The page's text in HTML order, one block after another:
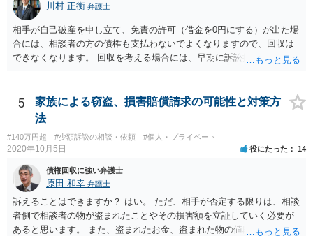
します。請求できるのは、それ以降の分となります。未払の発生よ
り、強制執行を基準に考えた方が分かりやすいでしょう。 > また、こ
の様な案件を請け負って頂けるものなのでしょうか？ こちらの立場を
主張する余地があれば、依頼する価値はあると思います。「支払い意
りそうです。
川村 正衡 弁護士
相手が自己破産を申し立て、免責の許可（借金を0円にする）が出た場
合には、相談者の方の債権も支払わないでよくなりますので、回収は
できなくなります。 回収を考える場合には、早期に訴訟提起などを進
5
家族による窃盗、損害賠償請求の可能性と対策方
法
#140万円超 #少額訴訟の相談・依頼 #個人・プライベート
2020年10月5日 役にたった 14
債権回収に強い弁護士
原田 和幸 弁護士
訴えることはできますか？ はい。 ただ、相手が否定する限りは、相談
者側で相談者の物が盗まれたことやその損害額を立証していく必要が
あると思います。 また、盗まれたお金、盗まれた物の値段分のお金、